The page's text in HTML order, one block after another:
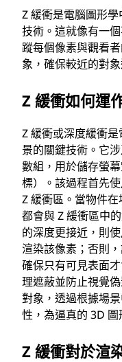
Z 緩衝是電腦圖形
技術。這就像有一
蹤每個像素與觀看
象，確保較近的對
Z 緩衝如何運
Z 緩衝或深度緩衝
景的關鍵技術。它
數組，用於儲存螢
標）。該過程首先
Z 緩衝區。當物件
都會與 Z 緩衝區中
的深度更接近，則
渲染該像素；否則
確保只有可見表面
理遮蔽並防止視覺
對象，透過根據場
性，為逼真的 3D
Z 緩衝對於渲